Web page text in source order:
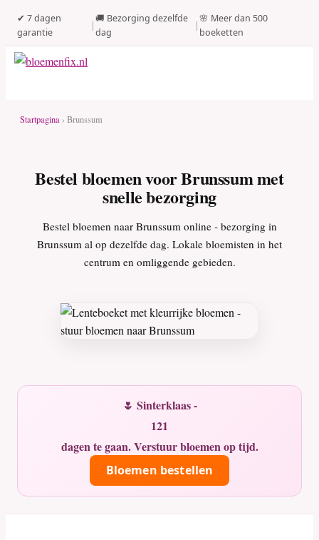
✔ 7 dagen
garantie
|
🚚 Bezorging dezelfde
dag
|
🌸 Meer dan 500
boeketten
Startpagina › Brunssum
Bestel bloemen voor Brunssum met
snelle bezorging
Bestel bloemen naar Brunssum online - bezorging in
Brunssum al op dezelfde dag. Lokale bloemisten in het
centrum en omliggende gebieden.
🌷 Sinterklaas -
121
dagen te gaan. Verstuur bloemen op tijd.
Bloemen bestellen